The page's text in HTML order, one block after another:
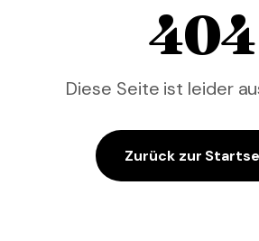
404
Diese Seite ist leider
Zurück zur